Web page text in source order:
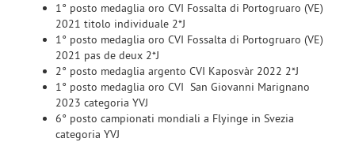
1° posto medaglia oro CVI Fossalta di Portogruaro (VE)
2021 titolo individuale 2*J
1° posto medaglia oro CVI Fossalta di Portogruaro (VE)
2021 pas de deux 2*J
2° posto medaglia argento CVI Kaposvàr 2022 2*J
1° posto medaglia oro CVI San Giovanni Marignano
2023 categoria YVJ
6° posto campionati mondiali a Flyinge in Svezia
categoria YVJ